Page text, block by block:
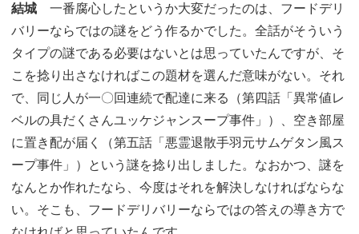
結城 一番腐心したというか大変だったのは、フードデリ
バリーならではの謎をどう作るかでした。全話がそういう
タイプの謎である必要はないとは思っていたんですが、そ
こを捻り出さなければこの題材を選んだ意味がない。それ
で、同じ人が一〇回連続で配達に来る（第四話「異常値レ
ベルの具だくさんユッケジャンスープ事件」）、空き部屋
に置き配が届く（第五話「悪霊退散手羽元サムゲタン風ス
ープ事件」）という謎を捻り出しました。なおかつ、謎を
なんとか作れたなら、今度はそれを解決しなければならな
い。そこも、フードデリバリーならではの答えの導き方で